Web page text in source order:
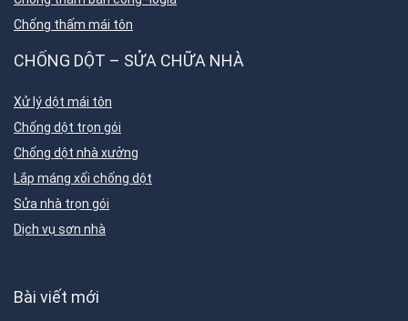
Chống thấm mái tôn
CHỐNG DỘT – SỬA CHỮA NHÀ
Xử lý dột mái tôn
Chống dột trọn gói
Chống dột nhà xưởng
Lắp máng xối chống dột
Sửa nhà trọn gói
Dịch vụ sơn nhà
Bài viết mới